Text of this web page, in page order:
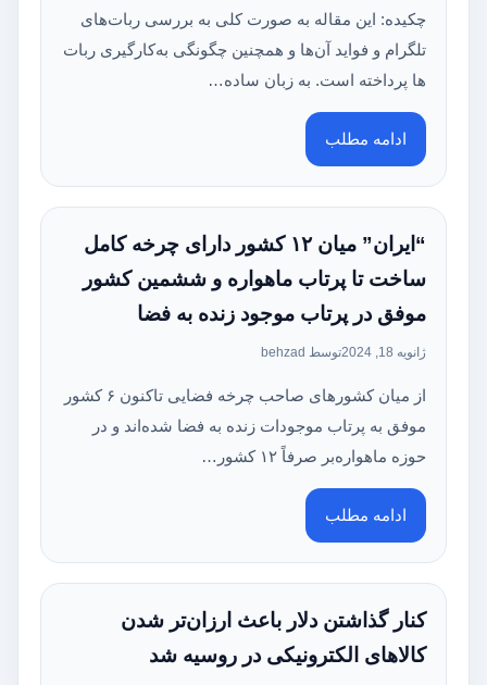
چکیده: این مقاله به صورت کلی به بررسی ربات‌های
تلگرام و فواید آن‌ها و همچنین چگونگی به‌کارگیری ربات
ها پرداخته است. به زبان ساده…
ادامه مطلب
“ایران” میان ۱۲ کشور دارای چرخه کامل
ساخت تا پرتاب ماهواره و ششمین کشور
موفق در پرتاب موجود زنده به فضا
ژانویه 18, 2024 توسط behzad
از میان کشور‌های صاحب چرخه فضایی تاکنون ۶ کشور
موفق به پرتاب موجودات زنده به فضا شده‌اند و در
حوزه ماهواره‌بر صرفاً ۱۲ کشور…
ادامه مطلب
کنار گذاشتن دلار باعث ارزان‌تر شدن
کالاهای الکترونیکی در روسیه شد